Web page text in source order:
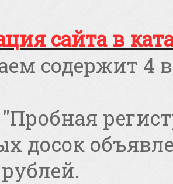
сайта в
содержит 4
досок